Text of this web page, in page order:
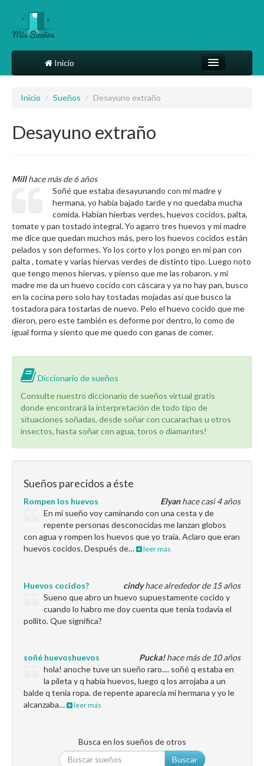
Inicio
Más
Inicio / Sueños / Desayuno extraño
Desayuno extraño
Millhace más de 6 años
Soñé que estaba desayunando con mi madre y
hermana, yo había bajado tarde y no quedaba mucha
comida. Habían hierbas verdes, huevos cocidos, palta,
tomate y pan tostado integral. Yo agarro tres huevos y mi madre
me dice que quedan muchos más, pero los huevos cocidos están
pelados y son deformes. Yo los corto y los pongo en mi pan con
palta , tomate y varias hiervas verdes de distinto tipo. Luego noto
que tengo menos hiervas, y pienso que me las robaron. y mi
madre me da un huevo cocido con cáscara y ya no hay pan, busco
en la cocina pero solo hay tostadas mojadas así que busco la
tostadora para tostarlas de nuevo. Pelo el huevo cocido que me
dieron, pero este también es deforme por dentro, lo como de
igual forma y siento que me quedo con ganas de comer.
Diccionario de sueños
Consulte nuestro diccionario de sueños virtual gratis
donde encontrará la interpretación de todo tipo de
situaciones soñadas, desde soñar con cucarachas u otros
insectos, hasta soñar con agua, toros o diamantes!
Sueños parecidos a éste
Elyanhace casi 4 años
Rompen los huevos
En mi sueño voy caminando con una cesta y de
repente personas desconocidas me lanzan globos
con agua y rompen los huevos que yo traía. Aclaro que eran
huevos cocidos. Después de…
leer más
cindyhace alrededor de 15 años
Huevos cocidos?
Sueno que abro un huevo supuestamente cocido y
cuando lo habro me doy cuenta que tenia todavia el
pollito. Que significa?
Pucka!hace más de 10 años
soñé huevoshuevos
hola! anoche tuve un sueño raro.... soñé q estaba en
la pileta y q había huevos, luego q los arrojaba a un
balde q tenia ropa. de repente aparecía mi hermana y yo le
alcanzaba…
leer más
Busca en los sueños de otros
Buscar